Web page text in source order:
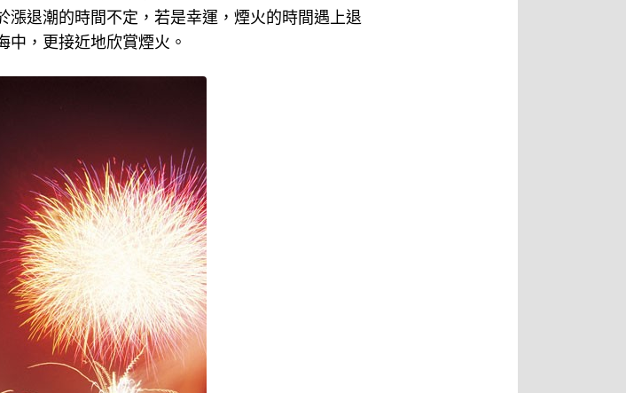
退潮的時間不定，若是幸運，煙火的時間遇上退
中，更接近地欣賞煙火。